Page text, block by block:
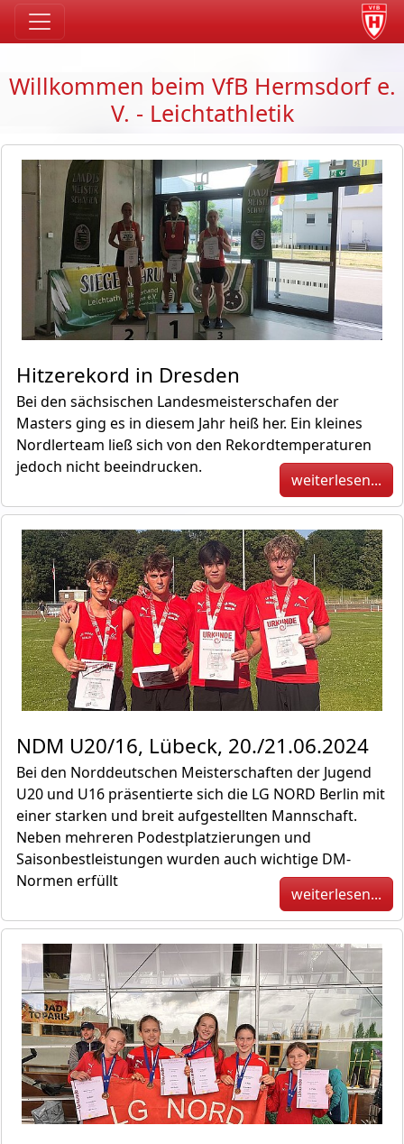
Willkommen beim VfB Hermsdorf e.
V. - Leichtathletik
Hitzerekord in Dresden
Bei den sächsischen Landesmeisterschafen der
Masters ging es in diesem Jahr heiß her. Ein kleines
Nordlerteam ließ sich von den Rekordtemperaturen
jedoch nicht beeindrucken.
weiterlesen...
NDM U20/16, Lübeck, 20./21.06.2024
Bei den Norddeutschen Meisterschaften der Jugend
U20 und U16 präsentierte sich die LG NORD Berlin mit
einer starken und breit aufgestellten Mannschaft.
Neben mehreren Podestplatzierungen und
Saisonbestleistungen wurden auch wichtige DM-
Normen erfüllt
weiterlesen...